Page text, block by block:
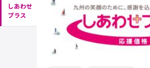
しあわせ
プラス